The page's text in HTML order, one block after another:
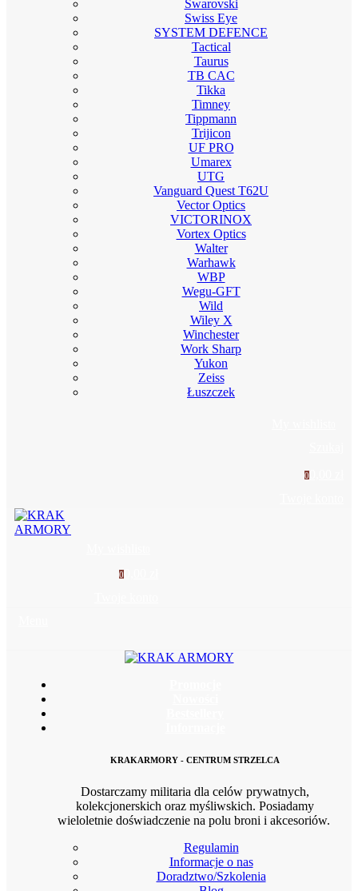
Swarovski
Swiss Eye
SYSTEM DEFENCE
Tactical
Taurus
TB CAC
Tikka
Timney
Tippmann
Trijicon
UF PRO
Umarex
UTG
Vanguard Quest T62U
Vector Optics
VICTORINOX
Vortex Optics
Walter
Warhawk
WBP
Wegu-GFT
Wild
Wiley X
Winchester
Work Sharp
Yukon
Zeiss
Łuszczek
0
00,00 zł
KRAKARMORY - CENTRUM STRZELCA
Dostarczamy militaria dla celów prywatnych,
kolekcjonerskich oraz myśliwskich. Posiadamy
wieloletnie doświadczenie na polu broni i akcesoriów.
Regulamin
Informacje o nas
Doradztwo/Szkolenia